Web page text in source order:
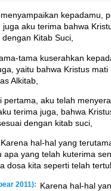
kepadamu,
aku terima bahwa
Kitab Suci,
tama kuserahkan
yaitu bahwa Kristus mati
Alkitab,
pertama, aku telah
terima juga, bahwa
dengan kitab suci,
Karena hal-hal yang
apa yang telah kuterima
dosa kita seperti telah
2011):
Karena hal-hal